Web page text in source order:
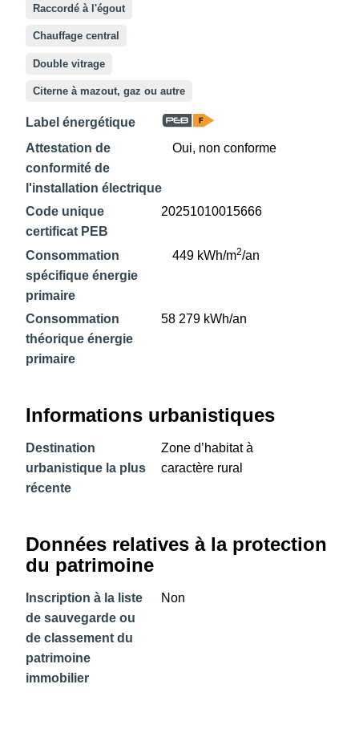
Raccordé à l'égout
Chauffage central
Double vitrage
Citerne à mazout, gaz ou autre
Label énergétique
Attestation de
conformité de
l'installation électrique
Oui, non conforme
Code unique
certificat PEB
20251010015666
Consommation
spécifique énergie
primaire
449 kWh/m2/an
Consommation
théorique énergie
primaire
58 279 kWh/an
Informations urbanistiques
Destination
urbanistique la plus
récente
Zone d’habitat à
caractère rural
Données relatives à la protection
du patrimoine
Inscription à la liste
de sauvegarde ou
de classement du
patrimoine
immobilier
Non